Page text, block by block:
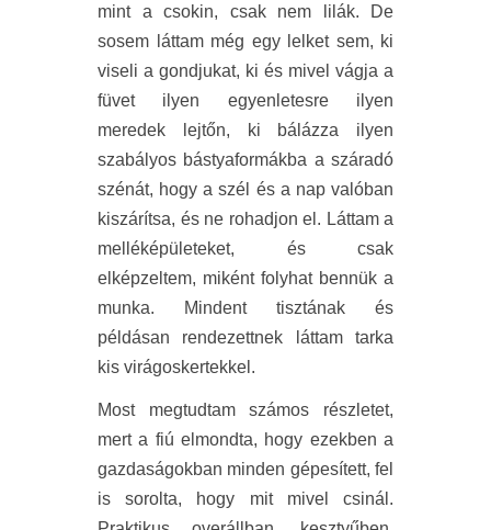
mint a csokin, csak nem lilák. De
sosem láttam még egy lelket sem, ki
viseli a gondjukat, ki és mivel vágja a
füvet ilyen egyenletesre ilyen
meredek lejtőn, ki bálázza ilyen
szabályos bástyaformákba a száradó
szénát, hogy a szél és a nap valóban
kiszárítsa, és ne rohadjon el. Láttam a
melléképületeket, és csak
elképzeltem, miként folyhat bennük a
munka. Mindent tisztának és
példásan rendezettnek láttam tarka
kis virágoskertekkel.
Most megtudtam számos részletet,
mert a fiú elmondta, hogy ezekben a
gazdaságokban minden gépesített, fel
is sorolta, hogy mit mivel csinál.